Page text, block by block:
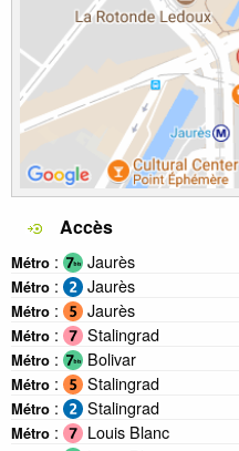
Accès
Métro : Jaurès
Métro : Jaurès
Métro : Jaurès
Métro : Stalingrad
Métro : Bolivar
Métro : Stalingrad
Métro : Stalingrad
Métro : Louis Blanc